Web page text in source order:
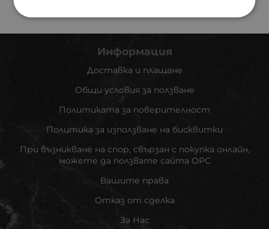
Информация
Доставка и плащане
Общи условия за ползване
Политиката за поверителност
Политика за използване на бисквитки
При възникване на спор, свързан с покупка онлайн,
можете да ползвате сайта ОРС
Вашите права
Отказ от сделка
За Нас